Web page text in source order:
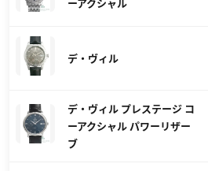
デ・ヴィル
デ・ヴィル プレステージ コ
ーアクシャル パワーリザー
ブ